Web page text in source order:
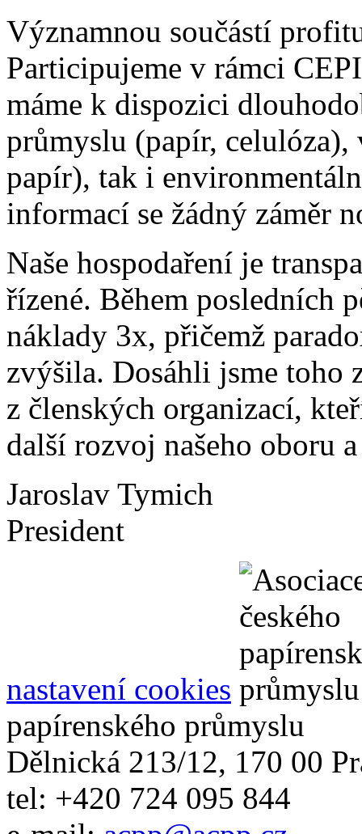
Významnou součástí
Participujeme v rámci
máme k dispozici
průmyslu (papír,
papír), tak i
informací se žádný záměr
Naše hospodaření je
řízené. Během posledních
náklady 3x, přičemž
zvýšila. Dosáhli jsme toho
z členských organizací,
další rozvoj našeho oboru
Jaroslav Tymich
President
nastavení cookies
papírenského průmyslu
Dělnická 213/12, 170 00
tel: +420 724 095 844